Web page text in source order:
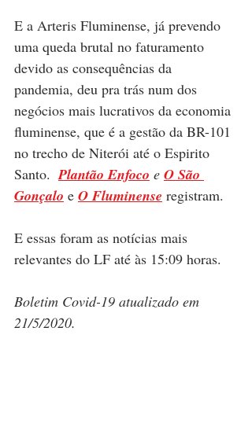
E a Arteris Fluminense, já prevendo
uma queda brutal no faturamento
devido as consequências da
pandemia, deu pra trás num dos
negócios mais lucrativos da economia
fluminense, que é a gestão da BR-101
no trecho de Niterói até o Espirito
Santo. Plantão Enfoco e O São
Gonçalo e O Fluminense registram.
E essas foram as notícias mais
relevantes do LF até às 15:09 horas.
Boletim Covid-19 atualizado em
21/5/2020.